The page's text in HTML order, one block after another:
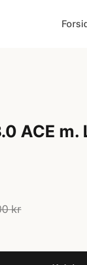
ACE m.
kr